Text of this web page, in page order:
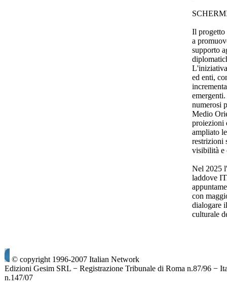
Il
a
supporto
ed enti,
numerosi
Medio
proiezioni
ampliato
restrizioni
visibilità e
Nel 2025
laddove
con
dialogare
culturale
© copyright 1996-2007 Italian Network
Edizioni Gesim SRL − Registrazione Tribunale di Roma n.87/96 −
n.147/07